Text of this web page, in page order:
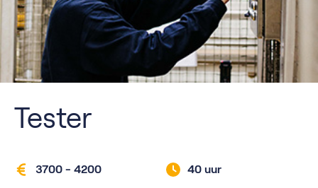
Tester
3700 - 4200 40 uur